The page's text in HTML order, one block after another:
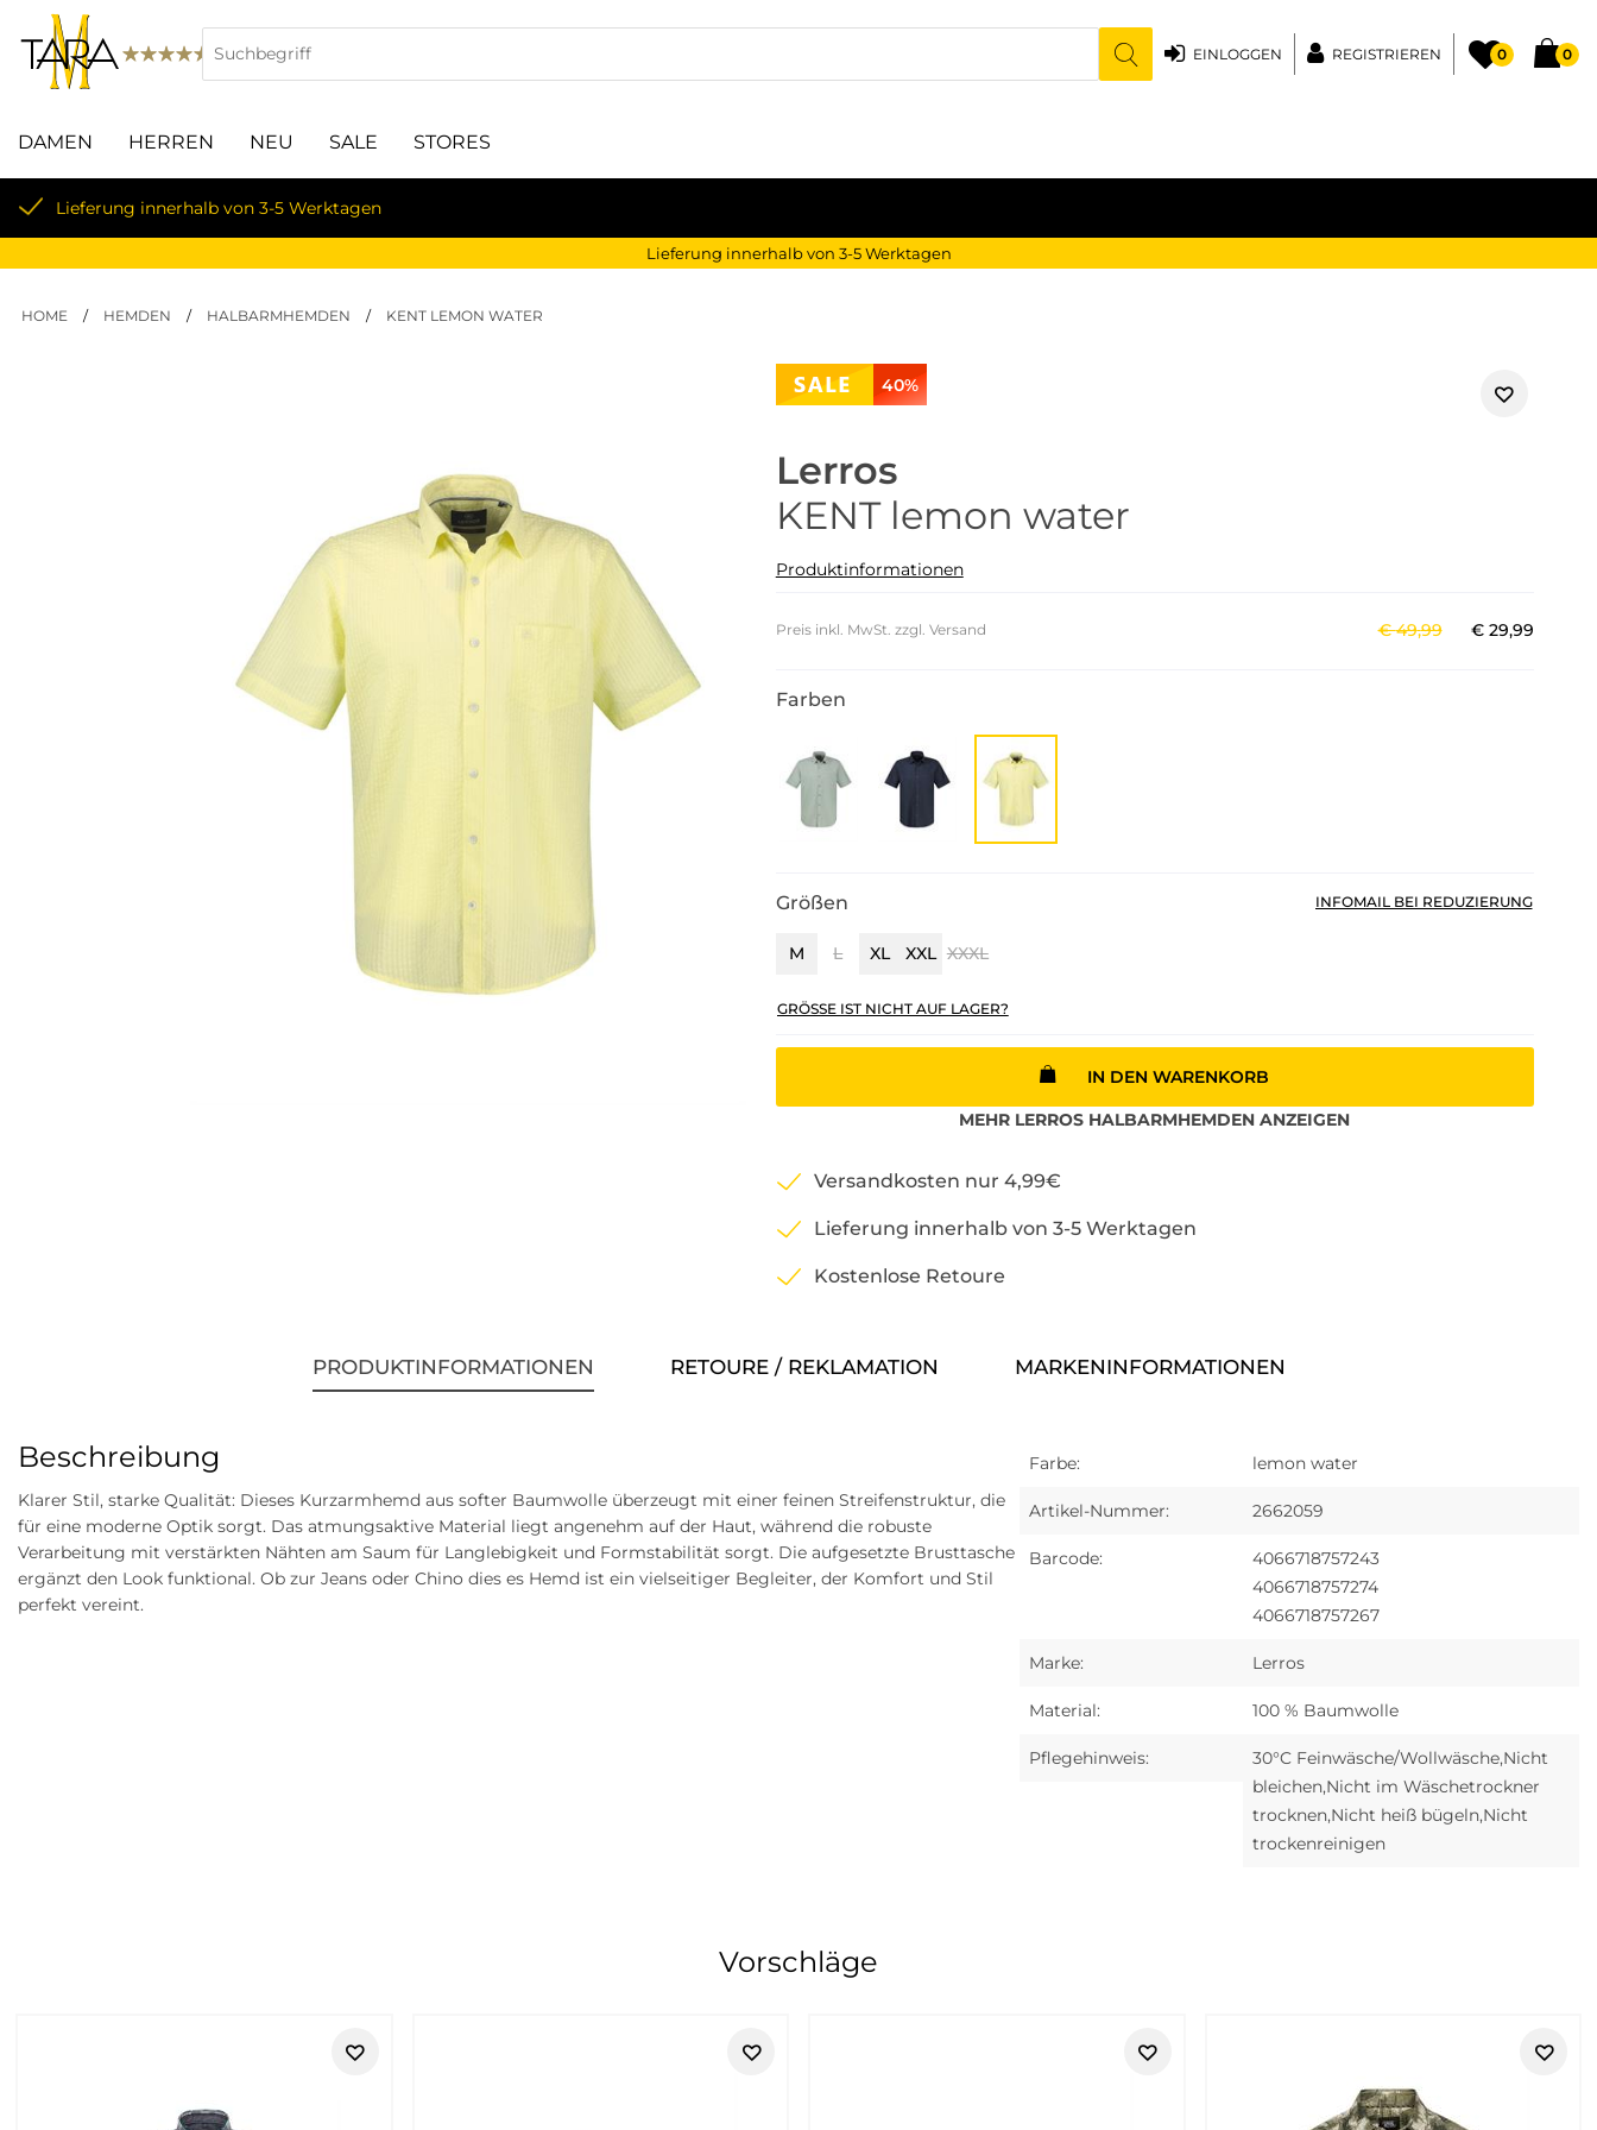
0 0
REGISTRIEREN
EINLOGGEN
DAMEN HERREN NEU SALE STORES
Lieferung innerhalb von 3-5 Werktagen
Lieferung innerhalb von 3-5 Werktagen
HOME / HEMDEN / HALBARMHEMDEN / KENT LEMON WATER
40%
Lerros
KENT lemon water
Produktinformationen
Preis inkl. MwSt. zzgl. Versand €49,99 € 29,99
Farben
Größen
M L XL XXL XXXL
INFOMAIL BEI REDUZIERUNG
GRÖSSE IST NICHT AUF LAGER?
IN DEN WARENKORB
MEHR LERROS HALBARMHEMDEN ANZEIGEN
Versandkosten nur 4,99€
Lieferung innerhalb von 3-5 Werktagen
Kostenlose Retoure
PRODUKTINFORMATIONEN RETOURE / REKLAMATION MARKENINFORMATIONEN
Farbe: lemon water
Artikel-Nummer: 2662059
Barcode:
4066718757243
4066718757274
4066718757267
Marke: Lerros
Material: 100 % Baumwolle
Pflegehinweis:
30°C Feinwäsche/Wollwäsche,Nicht
bleichen,Nicht im Wäschetrockner
trocknen,Nicht heiß bügeln,Nicht
trockenreinigen
Beschreibung
Klarer Stil, starke Qualität: Dieses Kurzarmhemd aus softer Baumwolle überzeugt mit einer feinen Streifenstruktur, die
für eine moderne Optik sorgt. Das atmungsaktive Material liegt angenehm auf der Haut, während die robuste
Verarbeitung mit verstärkten Nähten am Saum für Langlebigkeit und Formstabilität sorgt. Die aufgesetzte Brusttasche
ergänzt den Look funktional. Ob zur Jeans oder Chino dies es Hemd ist ein vielseitiger Begleiter, der Komfort und Stil
perfekt vereint.
LERROS steht für moderne Herrenmode, die bequem, tragbar und leicht kombinierbar ist. Bei Tara-M findest du ausgewählte LERROS Styles für Männer, die unkomplizierte Outfits mit
Ob Shirt, Polo, Hemd, Pullover, Sweatshirt, Hose, Jeans, Shorts, Weste oder Jacke: LERROS
bringt viele Bausteine für einen verlässlichen Herrenstil mit. Die Styles wirken nicht zu streng,
Vorschläge